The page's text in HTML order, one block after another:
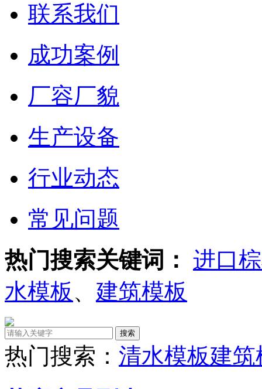
联系我们
成功案例
厂容厂貌
生产设备
行业动态
常见问题
热门搜索关键词： 进口
水模板 、 建筑模板
热门搜索： 清水模板建筑